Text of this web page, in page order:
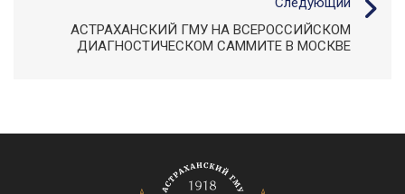
АСТРАХАНСКИЙ ГМУ НА ВСЕРОССИЙСКОМ
ДИАГНОСТИЧЕСКОМ САММИТЕ В МОСКВЕ